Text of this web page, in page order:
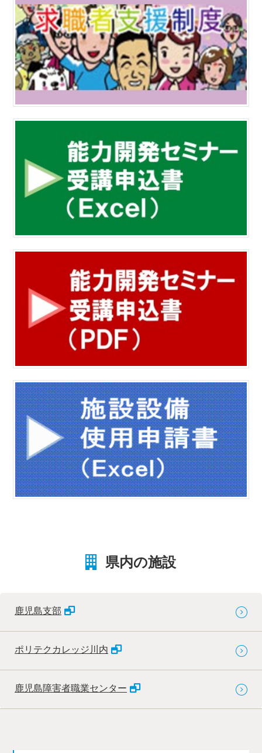
県内の施設
鹿児島支部
ポリテクカレッジ川内
鹿児島障害者職業センター